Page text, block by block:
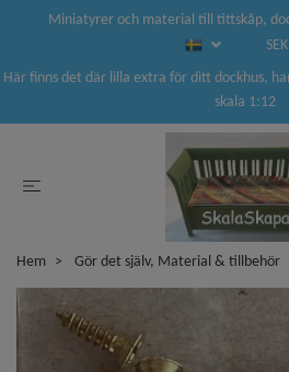
Miniatyrer och material till tittskåp,
SEK
Här finns det där lilla extra för ditt dockhus,
skala 1:12
Hem Gör det själv, Material & tillbehör